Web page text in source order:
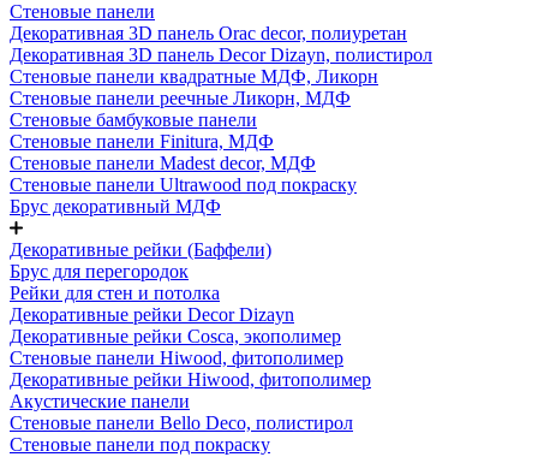
Стеновые панели
Декоративная 3D панель Orac decor, полиуретан
Декоративная 3D панель Decor Dizayn, полистирол
Стеновые панели квадратные МДФ, Ликорн
Стеновые панели реечные Ликорн, МДФ
Стеновые бамбуковые панели
Стеновые панели Finitura, МДФ
Стеновые панели Madest decor, МДФ
Стеновые панели Ultrawood под покраску
Брус декоративный МДФ
Декоративные рейки (Баффели)
Брус для перегородок
Рейки для стен и потолка
Декоративные рейки Decor Dizayn
Декоративные рейки Cosca, экополимер
Стеновые панели Hiwood, фитополимер
Декоративные рейки Hiwood, фитополимер
Акустические панели
Стеновые панели Bello Deco, полистирол
Стеновые панели под покраску